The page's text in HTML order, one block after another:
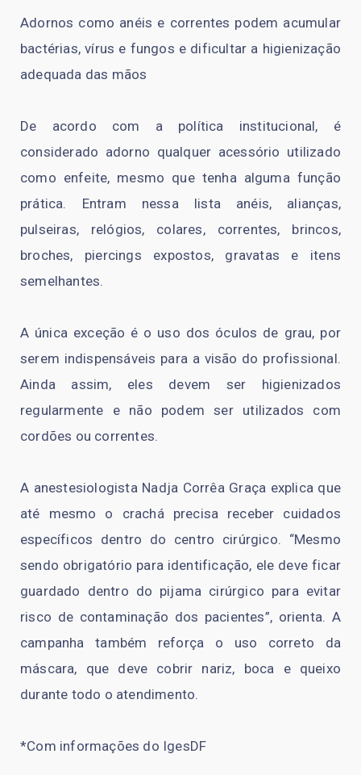
Adornos como anéis e correntes podem acumular
bactérias, vírus e fungos e dificultar a higienização
adequada das mãos
De acordo com a política institucional, é
considerado adorno qualquer acessório utilizado
como enfeite, mesmo que tenha alguma função
prática. Entram nessa lista anéis, alianças,
pulseiras, relógios, colares, correntes, brincos,
broches, piercings expostos, gravatas e itens
semelhantes.
A única exceção é o uso dos óculos de grau, por
serem indispensáveis para a visão do profissional.
Ainda assim, eles devem ser higienizados
regularmente e não podem ser utilizados com
cordões ou correntes.
A anestesiologista Nadja Corrêa Graça explica que
até mesmo o crachá precisa receber cuidados
específicos dentro do centro cirúrgico. “Mesmo
sendo obrigatório para identificação, ele deve ficar
guardado dentro do pijama cirúrgico para evitar
risco de contaminação dos pacientes”, orienta. A
campanha também reforça o uso correto da
máscara, que deve cobrir nariz, boca e queixo
durante todo o atendimento.
*Com informações do IgesDF